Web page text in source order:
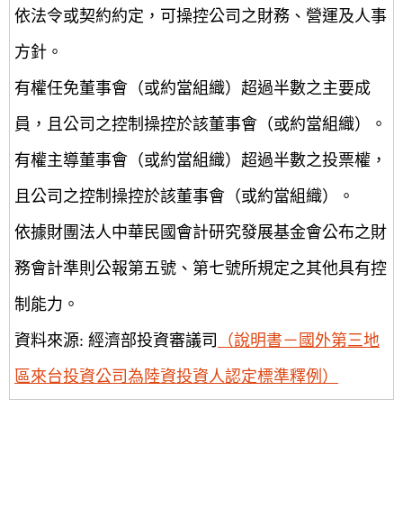
依法令或契約約定，可操控公司之財務、營運及人事
方針。
有權任免董事會（或約當組織）超過半數之主要成
員，且公司之控制操控於該董事會（或約當組織）。
有權主導董事會（或約當組織）超過半數之投票權，
且公司之控制操控於該董事會（或約當組織）。
依據財團法人中華民國會計研究發展基金會公布之財
務會計準則公報第五號、第七號所規定之其他具有控
制能力。
資料來源: 經濟部投資審議司
（說明書－國外第三地
區來台投資公司為陸資投資人認定標準釋例）